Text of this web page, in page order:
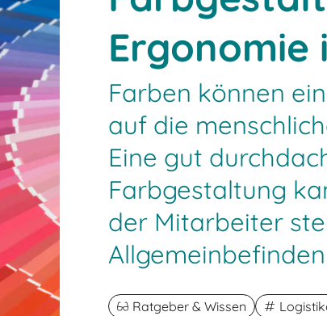
Ergonomie
Farben können
auf die
Eine gut
Farbgestaltung
der Mitarbeiter
Ratgeber & Wissen